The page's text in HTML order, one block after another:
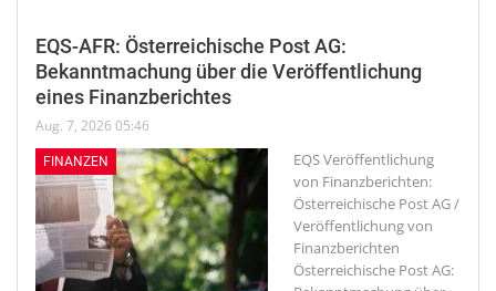
EQS-AFR: Österreichische Post AG:
Bekanntmachung über die Veröffentlichung
eines Finanzberichtes
Aug. 7, 2026 05:46
FINANZEN
EQS Veröffentlichung
von Finanzberichten:
Österreichische Post AG /
Veröffentlichung von
Finanzberichten
Österreichische Post AG: